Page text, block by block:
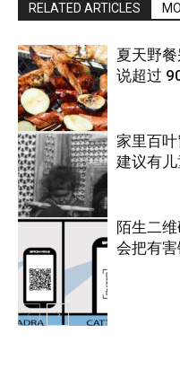
RELATED ARTICLES
热点
夏天野
说超过
热点
家里百
建议有
陌生二
会把有